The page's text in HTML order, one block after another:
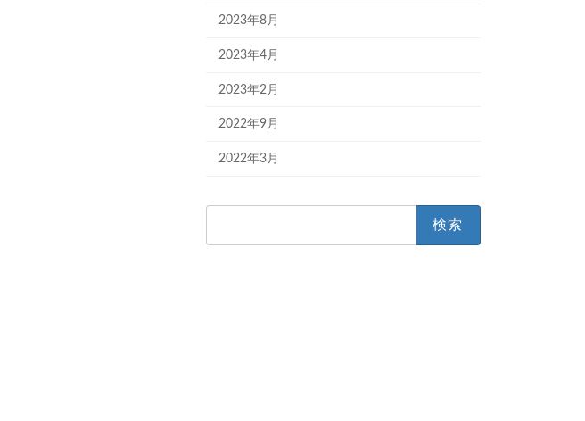
2023年8月
2023年4月
2023年2月
2022年9月
2022年3月